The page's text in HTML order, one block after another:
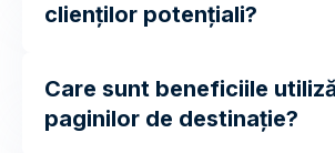
clienților potențiali?
Care sunt beneficiile
paginilor de destinație?